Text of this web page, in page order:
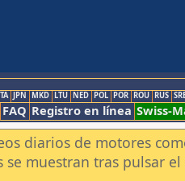
JPN MKD LTU NED POL POR ROU RUS
FAQ Registro en línea Swiss-
diarios de motores
muestran tras pulsar